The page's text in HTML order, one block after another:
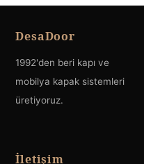
DesaDoor
1992'den beri kapı ve
mobilya kapak sistemleri
üretiyoruz.
İletişim